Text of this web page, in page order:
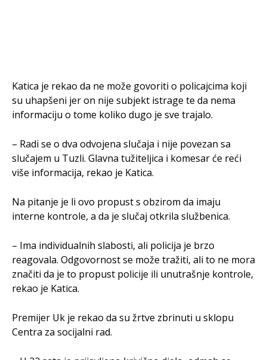
Katica je rekao da ne može govoriti o policajcima koji
su uhapšeni jer on nije subjekt istrage te da nema
informaciju o tome koliko dugo je sve trajalo.
– Radi se o dva odvojena slučaja i nije povezan sa
slučajem u Tuzli. Glavna tužiteljica i komesar će reći
više informacija, rekao je Katica.
Na pitanje je li ovo propust s obzirom da imaju
interne kontrole, a da je slučaj otkrila službenica.
– Ima individualnih slabosti, ali policija je brzo
reagovala. Odgovornost se može tražiti, ali to ne mora
značiti da je to propust policije ili unutrašnje kontrole,
rekao je Katica.
Premijer Uk je rekao da su žrtve zbrinuti u sklopu
Centra za socijalni rad.